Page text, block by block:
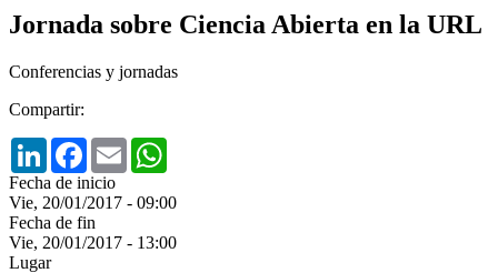
Jornada sobre Ciencia Abierta en la URL
Conferencias y jornadas
Compartir:
LinkedInFacebook
Email
Fecha de inicio
Vie, 20/01/2017 - 09:00
Fecha de fin
Vie, 20/01/2017 - 13:00
Lugar